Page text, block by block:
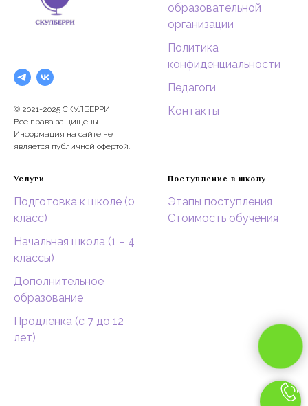
© 2021-2025 СКУЛБЕРРИ
Все права защищены.
Информация на сайте не
является публичной офертой.
образовательной
организации
Политика
конфиденциальности
Педагоги
Контакты
Услуги
Подготовка к школе (0
класс)
Начальная школа (1 – 4
классы)
Дополнительное
образование
Продленка (c 7 до 12
лет)
Поступление в школу
Этапы поступления
Стоимость обучения